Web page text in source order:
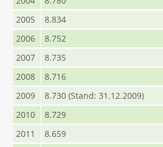
2005
8.834
2006
8.752
2007
8.735
2008
8.716
2009
8.730 (Stand: 31.12.2009)
2010
8.729
2011
8.659